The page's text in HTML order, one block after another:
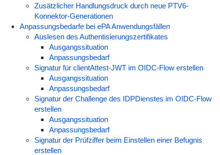
Zusätzlicher Handlungsdruck durch neue PTV6-
Konnektor-Generationen
Anpassungsbedarfe bei ePA Anwendungsfällen
Auslesen des Authentisierungszertifikates
Ausgangssituation
Anpassungsbedarf
Signatur für clientAttest-JWT im OIDC-Flow erstellen
Ausgangssituation
Anpassungsbedarf
Signatur der Challenge des IDPDienstes im OIDC-Flow
erstellen
Ausgangssituation
Anpassungsbedarf
Signatur der Prüfziffer beim Einstellen einer Befugnis
erstellen